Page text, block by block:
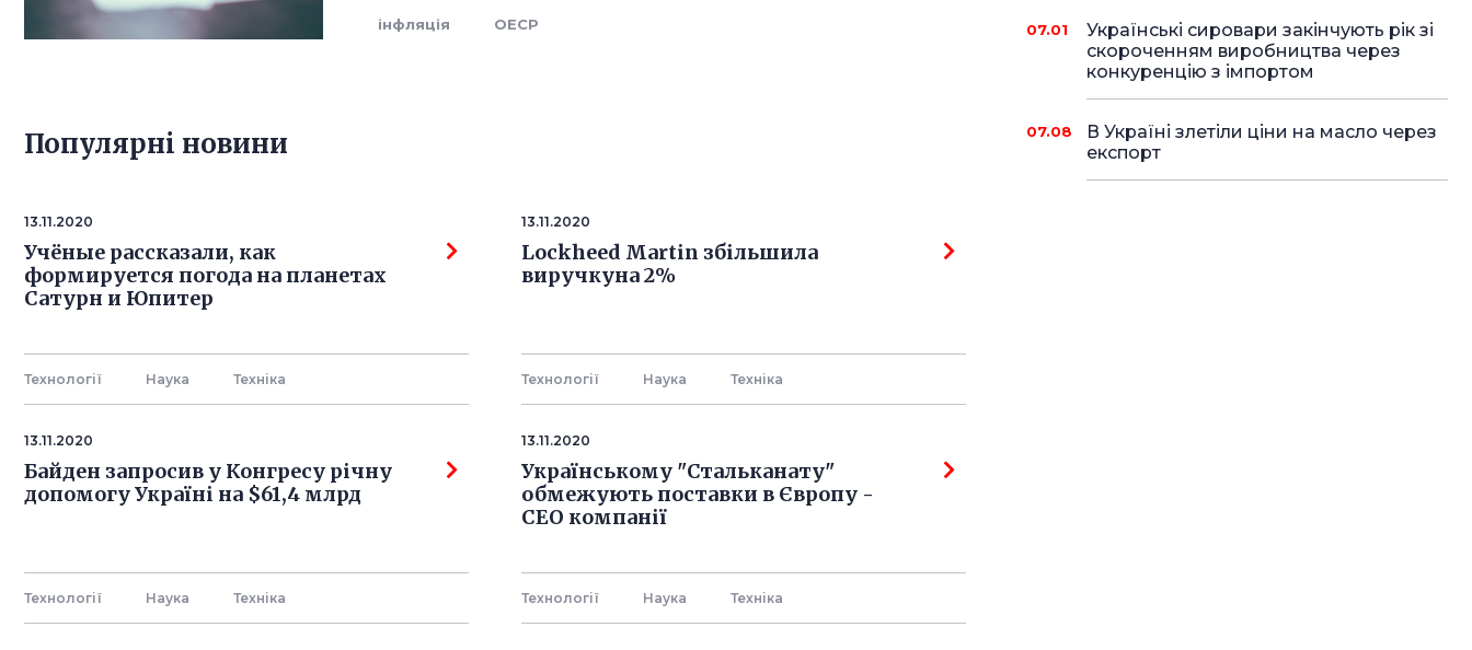
інфляція ОЕСР
Популярнi новини
13.11.2020
Учёные рассказали, как
формируется погода на планетах
Сатурн и Юпитер
Технології Наука Технiка
13.11.2020
Lockheed Martin збільшила
виручкуна 2%
Технології Наука Технiка
13.11.2020
Байден запросив у Конгресу річну
допомогу Україні на $61,4 млрд
Технології Наука Технiка
13.11.2020
Українському "Стальканату"
обмежують поставки в Європу -
СЕО компанії
Технології Наука Технiка
07.01
Українські сировари закінчують рік зі
скороченням виробництва через
конкуренцію з імпортом
07.08
В Україні злетіли ціни на масло через
експорт